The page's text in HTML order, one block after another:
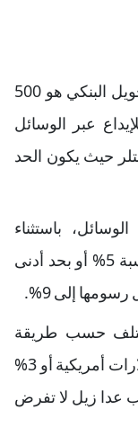
مع العلم أن الحد الأدنى للإيداع عبر التحويل البنكي هو 500
عبر الوسائل
ونتلر حيث يكون الحد
باستثناء
العملات الرقمية التي تفرض رسومًا بنسبة 5% أو بحد أدنى
حسب طريقة
السحب المختارة، لكنها لا تقل عن 5 دولارات أمريكية أو 3%
زيل لا تفرض